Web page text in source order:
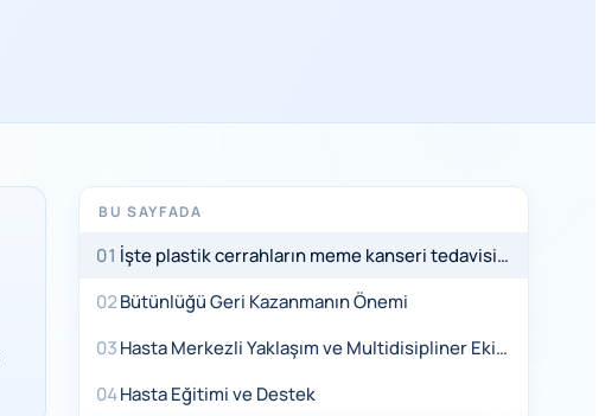
BU SAYFADA
01
İşte plastik cerrahların meme kanseri tedavisindeki temel rolleri:
02Bütünlüğü Geri Kazanmanın Önemi
03
Hasta Merkezli Yaklaşım ve Multidisipliner Ekip Çalışması
04Hasta Eğitimi ve Destek